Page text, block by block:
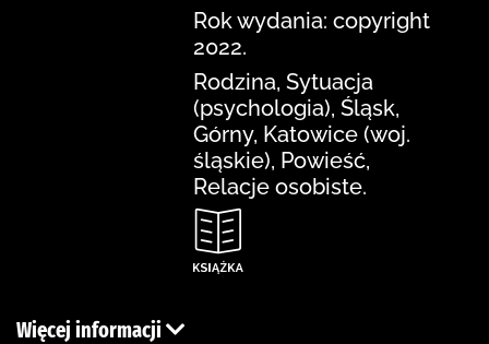
Rok wydania: copyright
2022.
Rodzina, Sytuacja
(psychologia), Śląsk,
Górny, Katowice (woj.
śląskie), Powieść,
Relacje osobiste.
Więcej informacji